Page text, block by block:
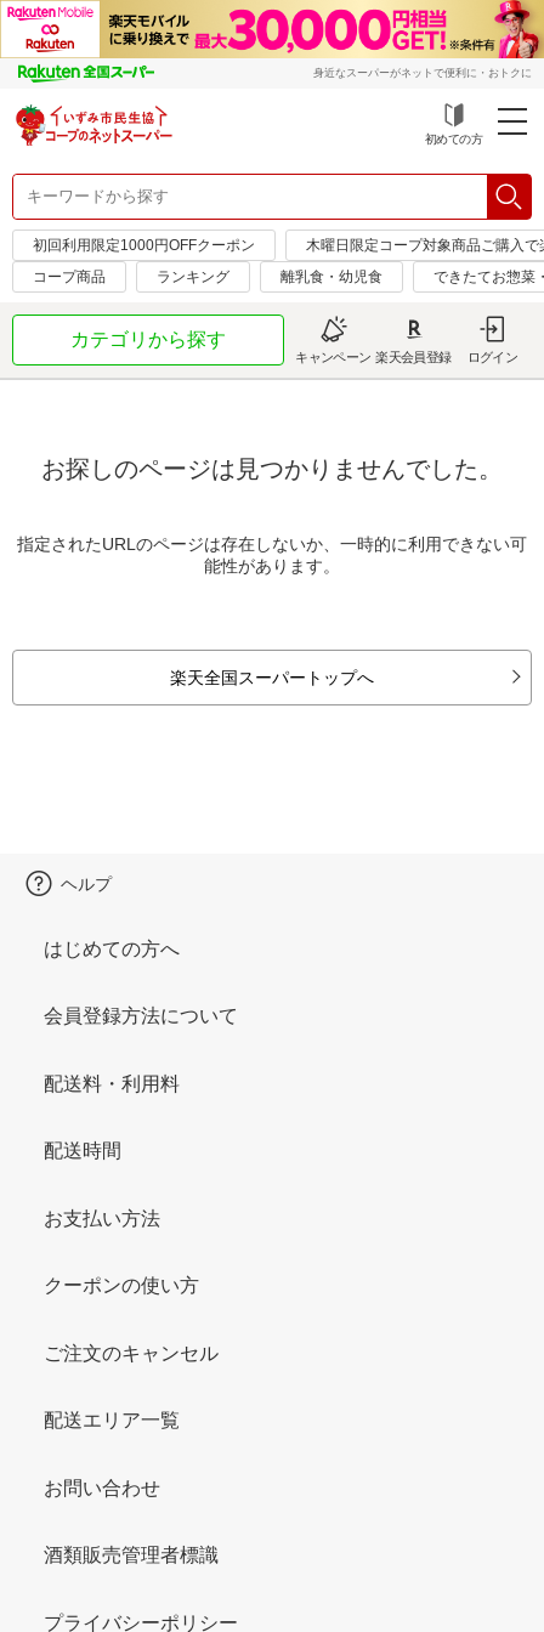
身近なスーパーがネットで便利に・おトクに
初めての方
初回利用限定1000円OFFクーポン
木曜日限定コープ対象商品ご購入
コープ商品
ランキング 離乳食・幼児食 できたてお惣菜
カテゴリから探す
キャンペーン 楽天会員登録 ログイン
お探しのページは見つかりませんでした。
指定されたURLのページは存在しないか、一時的に利用できない可
能性があります。
楽天全国スーパートップへ
ヘルプ
はじめての方へ
会員登録方法について
配送料・利用料
配送時間
お支払い方法
クーポンの使い方
ご注文のキャンセル
配送エリア一覧
お問い合わせ
酒類販売管理者標識
プライバシーポリシー